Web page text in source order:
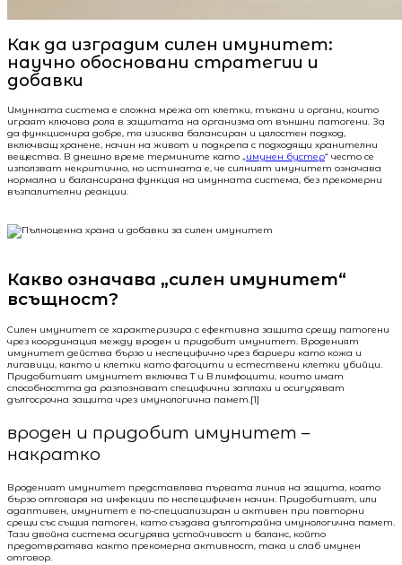
Как да изградим силен имунитет:
научно обосновани стратегии и
добавки
Имунната система е сложна мрежа от клетки, тъкани и органи, които
играят ключова роля в защитата на организма от външни патогени. За
да функционира добре, тя изисква балансиран и цялостен подход,
включващ хранене, начин на живот и подкрепа с подходящи хранителни
вещества. В днешно време термините като „имунен бустер“ често се
използват некритично, но истината е, че силният имунитет означава
нормална и балансирана функция на имунната система, без прекомерни
възпалителни реакции.
Какво означава „силен имунитет“
всъщност?
Силен имунитет се характеризира с ефективна защита срещу патогени
чрез координация между вроден и придобит имунитет. Вроденият
имунитет действа бързо и неспецифично чрез бариери като кожа и
лигавици, както и клетки като фагоцити и естествени клетки убийци.
Придобитият имунитет включва T и B лимфоцити, които имат
способността да разпознават специфични заплахи и осигуряват
дългосрочна защита чрез имунологична памет.[1]
вроден и придобит имунитет –
накратко
Вроденият имунитет представлява първата линия на защита, която
бързо отговаря на инфекции по неспецифичен начин. Придобитият, или
адаптивен, имунитет е по-специализиран и активен при повторни
срещи със същия патоген, като създава дълготрайна имунологична памет.
Тази двойна система осигурява устойчивост и баланс, който
предотвратява както прекомерна активност, така и слаб имунен
отговор.